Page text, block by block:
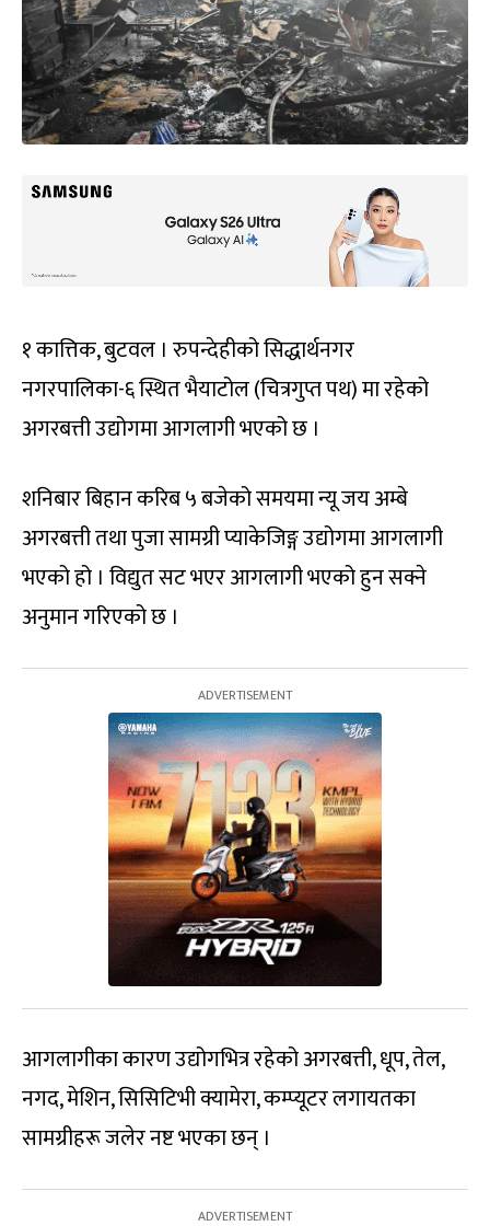
१ कात्तिक, बुटवल । रुपन्देहीको सिद्धार्थनगर
नगरपालिका-६ स्थित भैयाटोल (चित्रगुप्त पथ) मा रहेको
अगरबत्ती उद्योगमा आगलागी भएको छ ।
शनिबार बिहान करिब ५ बजेको समयमा न्यू जय अम्बे
अगरबत्ती तथा पुजा सामग्री प्याकेजिङ्ग उद्योगमा आगलागी
भएको हो । विद्युत सट भएर आगलागी भएको हुन सक्ने
अनुमान गरिएको छ ।
आगलागीका कारण उद्योगभित्र रहेको अगरबत्ती, धूप, तेल,
नगद, मेशिन, सिसिटिभी क्यामेरा, कम्प्यूटर लगायतका
सामग्रीहरू जलेर नष्ट भएका छन् ।